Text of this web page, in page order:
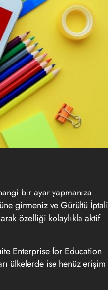
bir ayar yapmanıza
girmeniz ve Gürültü İptali
özelliği kolaylıkla aktif
Enterprise for Education
ülkelerde ise henüz erişim